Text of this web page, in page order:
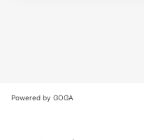
Powered by GOGA